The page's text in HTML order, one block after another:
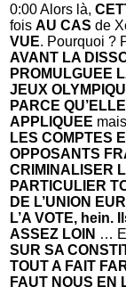
0:00 Alors là,
foisAU CAS de
VUE. Pourquoi ?
AVANT LA
PROMULGUEE
JEUX
PARCE
APPLIQUEE
LES COMPTES
OPPOSANTS
CRIMINALISER
PARTICULIER
DE L’UNION
L’A VOTE, hein.
ASSEZ LOIN …
SUR SA
TOUT A FAIT
FAUT NOUS EN